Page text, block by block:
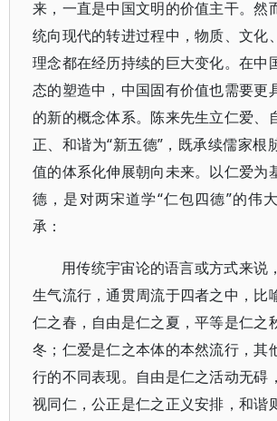
来，一直是中国文明的价值主干。然
统向现代的转进过程中，物质、文化
理念都在经历持续的巨大变化。在中
态的塑造中，中国固有价值也需要更
的新的概念体系。陈来先生立仁爱、
正、和谐为“新五德”，既承续儒家根
值的体系化伸展朝向未来。以仁爱为
德，是对两宋道学“仁包四德”的伟
承：
用传统宇宙论的语言或方式来说
生气流行，通贯周流于四者之中，比
仁之春，自由是仁之夏，平等是仁之
冬；仁爱是仁之本体的本然流行，其
行的不同表现。自由是仁之活动无碍
视同仁，公正是仁之正义安排，和谐